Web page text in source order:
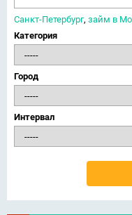
Санкт-Петербург, займ в
Категория
Город
Интервал